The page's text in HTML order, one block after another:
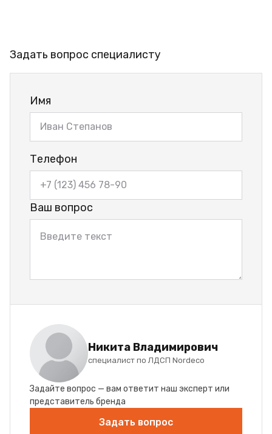
Задать вопрос специалисту
Имя
Телефон
Ваш вопрос
Никита Владимирович
специалист по ЛДСП Nordeco
Задайте вопрос — вам ответит наш эксперт или
представитель бренда
Задать вопрос